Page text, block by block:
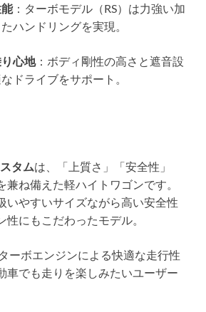
：ターボモデル（RS）は力強い加
ハンドリングを実現。
心地：ボディ剛性の高さと遮音設
ドライブをサポート。
タムは、「上質さ」「安全性」
兼ね備えた軽ハイトワゴンです。
いやすいサイズながら高い安全性
にもこだわったモデル。
ーボエンジンによる快適な走行性
車でも走りを楽しみたいユーザー